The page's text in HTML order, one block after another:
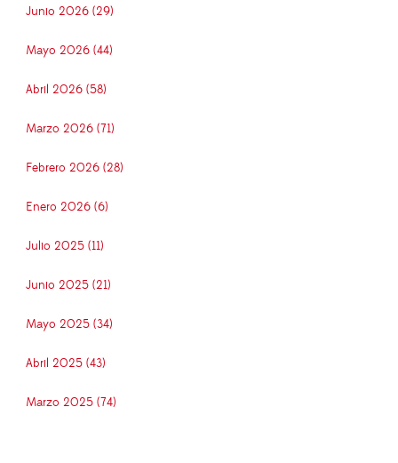
Junio 2026 (29)
Mayo 2026 (44)
Abril 2026 (58)
Marzo 2026 (71)
Febrero 2026 (28)
Enero 2026 (6)
Julio 2025 (11)
Junio 2025 (21)
Mayo 2025 (34)
Abril 2025 (43)
Marzo 2025 (74)